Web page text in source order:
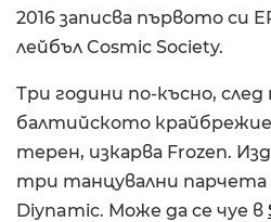
2016 записва първото си
лейбъл Cosmic Society.
Три години по-късно,
балтийското крайбрежие
терен, изкарва Frozen.
три танцувални парчета
Diynamic. Може да се чуе в